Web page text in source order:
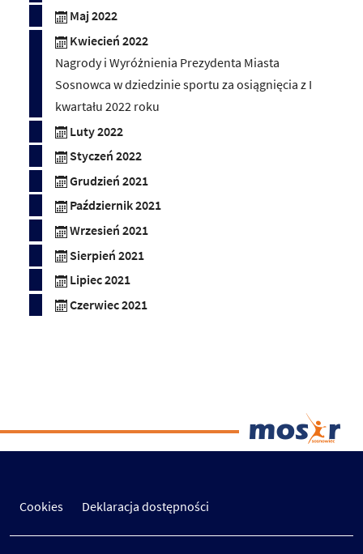
Maj 2022
Kwiecień 2022
Nagrody i Wyróżnienia Prezydenta Miasta
Sosnowca w dziedzinie sportu za osiągnięcia z I
kwartału 2022 roku
Luty 2022
Styczeń 2022
Grudzień 2021
Październik 2021
Wrzesień 2021
Sierpień 2021
Lipiec 2021
Czerwiec 2021
Cookies Deklaracja dostępności